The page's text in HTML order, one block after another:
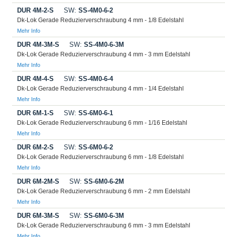
DUR 4M-2-S SW: SS-4M0-6-2
Dk-Lok Gerade Reduzierverschraubung 4 mm - 1/8 Edelstahl
Mehr Info
DUR 4M-3M-S SW: SS-4M0-6-3M
Dk-Lok Gerade Reduzierverschraubung 4 mm - 3 mm Edelstahl
Mehr Info
DUR 4M-4-S SW: SS-4M0-6-4
Dk-Lok Gerade Reduzierverschraubung 4 mm - 1/4 Edelstahl
Mehr Info
DUR 6M-1-S SW: SS-6M0-6-1
Dk-Lok Gerade Reduzierverschraubung 6 mm - 1/16 Edelstahl
Mehr Info
DUR 6M-2-S SW: SS-6M0-6-2
Dk-Lok Gerade Reduzierverschraubung 6 mm - 1/8 Edelstahl
Mehr Info
DUR 6M-2M-S SW: SS-6M0-6-2M
Dk-Lok Gerade Reduzierverschraubung 6 mm - 2 mm Edelstahl
Mehr Info
DUR 6M-3M-S SW: SS-6M0-6-3M
Dk-Lok Gerade Reduzierverschraubung 6 mm - 3 mm Edelstahl